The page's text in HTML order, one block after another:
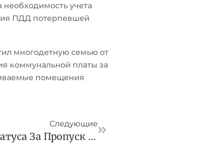
необходимость учета
ПДД потерпевшей
многодетную семью от
коммунальной платы за
помещения
Следующие
Адвоката Лишили Статуса За Пропуск Заседаний И Срыв Возврата Аванса